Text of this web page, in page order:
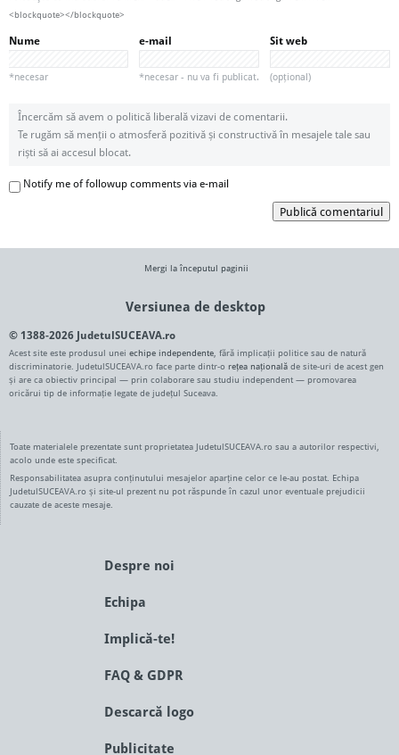
<blockquote></blockquote>
Nume
*necesar
e-mail
*necesar - nu va fi publicat.
Sit web
(opțional)
Încercăm să avem o politică liberală vizavi de comentarii.
Te rugăm să menții o atmosferă pozitivă și constructivă în mesajele tale sau
riști să ai accesul blocat.
Notify me of followup comments via e-mail
Publică comentariul
Mergi la începutul paginii
Versiunea de desktop
© 1388-2026 JudetulSUCEAVA.ro
Acest site este produsul unei echipe independente , fără implicații politice sau de natură
discriminatorie. JudetulSUCEAVA.ro face parte dintr-o rețea națională de site-uri de acest gen
și are ca obiectiv principal — prin colaborare sau studiu independent — promovarea
oricărui tip de informație legate de județul Suceava.
Toate materialele prezentate sunt proprietatea JudetulSUCEAVA.ro sau a autorilor respectivi,
acolo unde este specificat.
Responsabilitatea asupra conținutului mesajelor aparține celor ce le-au postat. Echipa
JudetulSUCEAVA.ro și site-ul prezent nu pot răspunde în cazul unor eventuale prejudicii
cauzate de aceste mesaje.
Despre noi
Echipa
Implică-te!
FAQ & GDPR
Descarcă logo
Publicitate